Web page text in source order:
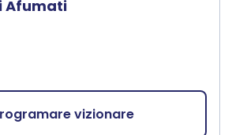
Afumati
vizionare